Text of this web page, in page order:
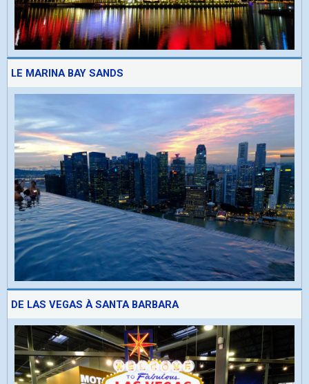
LE MARINA BAY SANDS
DE LAS VEGAS À SANTA BARBARA